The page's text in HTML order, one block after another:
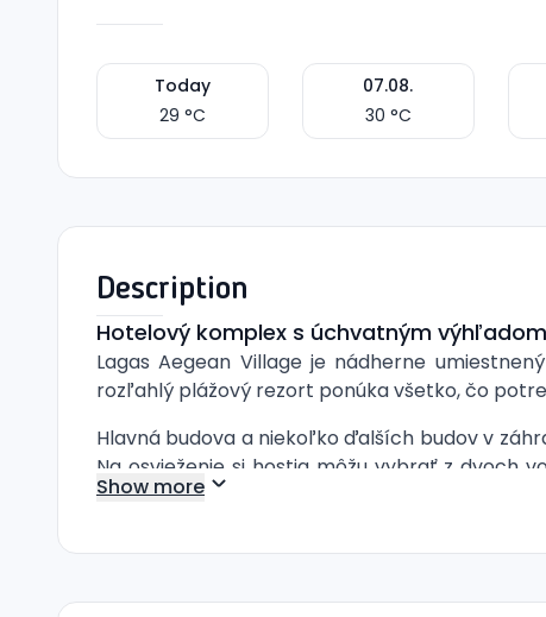
Today
29 °C
07.08.
30 °C
Description
Hotelový komplex s úchvatným
Lagas Aegean Village je nádherne
rozľahlý plážový rezort ponúka všetko, čo
Hlavná budova a niekoľko ďalších budov v
Na osvieženie si hostia môžu vybrať z dvoch
bazéne. Za pekného počasia je tu vždy niečo na
Rodinná izba s výhľadom na more(FRSV):
Show more